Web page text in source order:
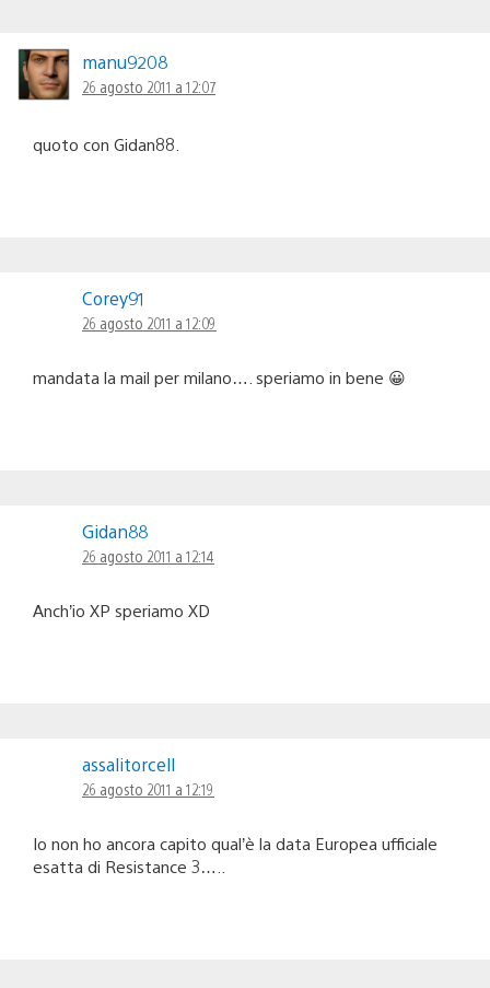
manu9208
26 agosto 2011 a 12:07
quoto con Gidan88.
Corey91
26 agosto 2011 a 12:09
mandata la mail per milano…. speriamo in bene 😀
Gidan88
26 agosto 2011 a 12:14
Anch’io XP speriamo XD
assalitorcell
26 agosto 2011 a 12:19
Io non ho ancora capito qual’è la data Europea ufficiale
esatta di Resistance 3…..